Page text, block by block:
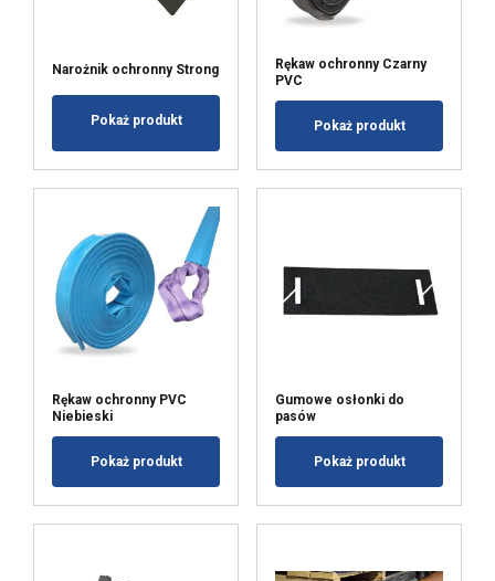
Narożnik ochronny Strong
Pokaż produkt
Rękaw ochronny Czarny
PVC
Pokaż produkt
Rękaw ochronny PVC
Niebieski
Pokaż produkt
Gumowe osłonki do
pasów
Pokaż produkt